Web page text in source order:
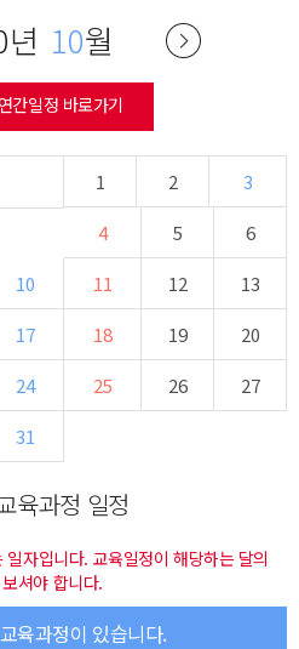
10월
간일정 바로가기
1 2
3
4
5
6
10 11 12
13
17 18 19
20
24 25 26
27
31
육과정 일정
자입니다. 교육일정이 해당하는 달의
셔야 합니다.
육과정이 있습니다.